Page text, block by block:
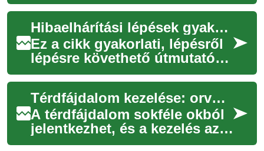
vagy túlterhelés — válthat ki.
A kezel...
Hibaelhárítási lépések gyakori bekötési problémák esetén
Ez a cikk gyakorlati, lépésről
lépésre követhető útmutatót
nyújt a bekötési hibák
azonosításához és
javításához olyan...
Térdfájdalom kezelése: orvosi és injekciós lehetőségek
A térdfájdalom sokféle okból
jelentkezhet, és a kezelés az
ok, a tünetek súlyossága és